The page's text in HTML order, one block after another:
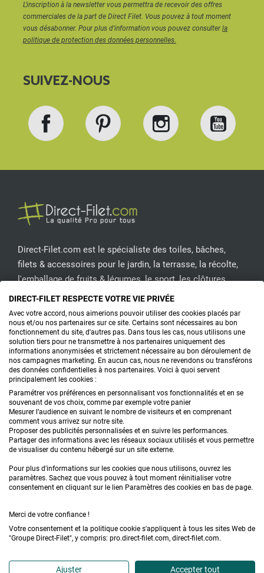
L'inscription à la newsletter vous permettra de recevoir des offres
commerciales de la part de Direct Filet. Vous pouvez à tout moment
vous désabonner. Pour plus d'information vous pouvez consulterla
politique de protection des données personnelles.
SUIVEZ-NOUS
Direct-Filet.com est le spécialiste des toiles, bâches,
filets & accessoires pour le jardin, la terrasse, la récolte,
l'emballage de fruits & légumes, le sport, les clôtures...
CONTACTEZ-NOUS
PRODUITS
CONSEILS
FAQ
DEMANDE DE DEVIS
Confidentialité & données personnelles
Plan du site
Accédez à l'Espace professionnel
DIRECT-FILET RESPECTE VOTRE VIE PRIVÉE
Avec votre accord, nous aimerions pouvoir utiliser des cookies placés par
nous et/ou nos partenaires sur ce site. Certains sont nécessaires au bon
fonctionnement du site, d'autres pas. Dans tous les cas, nous utilisons une
solution tiers pour ne transmettre à nos partenaires uniquement des
informations anonymisées et strictement nécessaire au bon déroulement de
nos campagnes marketing. En aucun cas, nous ne revendons ou transférons
des données confidentielles à nos partenaires. Voici à quoi servent
principalement les cookies :
Paramétrer vos préférences en personnalisant vos fonctionnalités et en se
souvenant de vos choix, comme par exemple votre panier
Mesurer l’audience en suivant le nombre de visiteurs et en comprenant
comment vous arrivez sur notre site.
Proposer des publicités personnalisées et en suivre les performances.
Partager des informations avec les réseaux sociaux utilisés et vous permettre
de visualiser du contenu hébergé sur un site externe.
Pour plus d'informations sur les cookies que nous utilisons, ouvrez les
paramètres. Sachez que vous pouvez à tout moment réinitialiser votre
consentement en cliquant sur le lien Paramètres des cookies en bas de page.
Merci de votre confiance !
Votre consentement et la politique cookie s'appliquent à tous les sites Web de
"Groupe Direct-Filet", y compris: pro.direct-filet.com, direct-filet.com.
Ajuster Accepter tout